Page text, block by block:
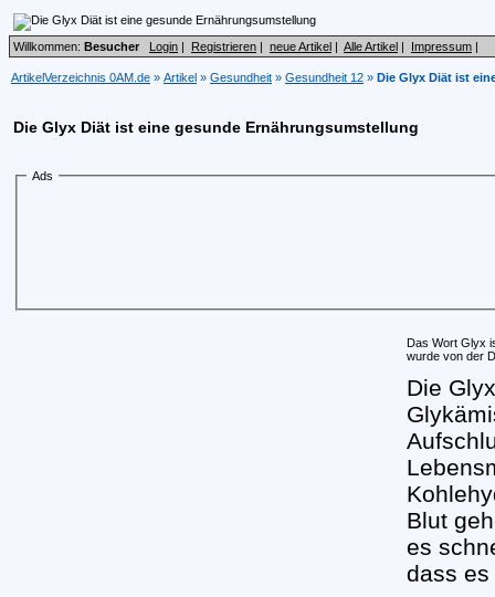
Willkommen: Besucher Login | Registrieren | neue Artikel | Alle Artikel | Impressum |
ArtikelVerzeichnis 0AM.de » Artikel » Gesundheit » Gesundheit 12 » Die Glyx Diät ist
Die Glyx Diät ist eine gesunde Ernährungsumstellung
Ads
Das Wort Glyx
wurde von der
Die
Blut
es
dass